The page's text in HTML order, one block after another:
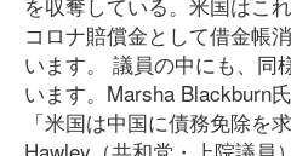
コロナ賠償金として借金帳
います。 議員の中にも、同
います。Marsha Blackburn
「米国は中国に債務免除を